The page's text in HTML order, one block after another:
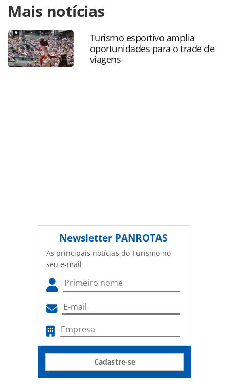
https://www.panrotas.com.br/mercado/diversidade/2025/
do-orgulho-lgbt-de-sao-paulo-divulga-tema-e-principais-
atracoes-confira_218157.html ou as ferramentas
oferecidas na página. Todo o conteúdo produzido pela
PANROTAS Editora é protegido pela legislação brasileira
sobre direito autoral. Não reproduza o conteúdo sem
Mais notícias
Turismo esportivo amplia
oportunidades para o trade de
viagens
Newsletter PANROTAS
As principais notícias do Turismo no
seu e-mail
Cadastre-se